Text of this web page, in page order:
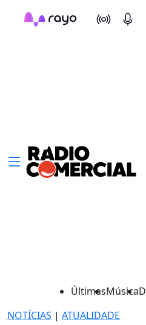
On Air
ÚltimasMúsica
NOTÍCIAS | ATUALIDADE